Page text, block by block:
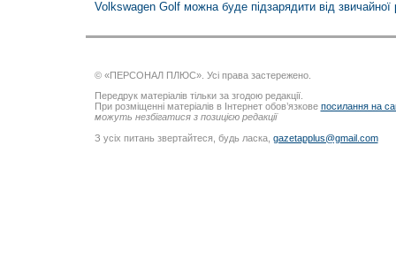
Volkswagen Golf можна буде підзарядити від звичайної
© «ПЕРСОНАЛ ПЛЮС». Усі права застережено.
Передрук матеріалів тільки за згодою редакції.
При розміщенні матеріалів в Інтернет обов’язкове посилання на
можуть незбігатися з позицією редакції
З усіх питань звертайтеся, будь ласка, gazetapplus@gmail.com